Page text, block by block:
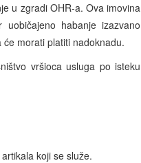
u zgradi OHR-a. Ova imovina
habanje izazvano
morati platiti nadoknadu.
vršioca usluga po isteku
koji se služe.